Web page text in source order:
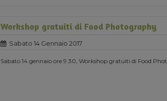
Workshop gratuiti di Food Photography
Sabato 14 Gennaio 2017
Sabato 14 gennaio ore 9.30, Workshop gratuiti di Food